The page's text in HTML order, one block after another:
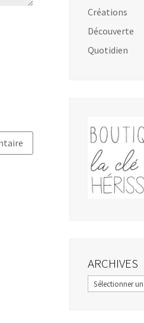
Créations
Découverte
Quotidien
ARCHIVES
Archives